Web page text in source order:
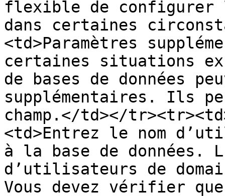
flexible de configurer
dans certaines
<td>Paramètres
certaines situations
de bases de données
supplémentaires. Ils
champ.</td></
<td>Entrez le nom
à la base de données.
d’utilisateurs de
Vous devez vérifier